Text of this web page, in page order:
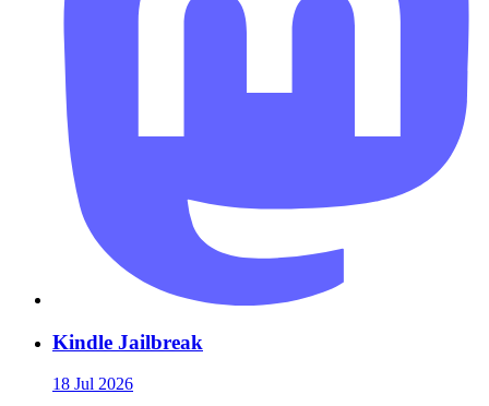
Kindle Jailbreak
18 Jul 2026